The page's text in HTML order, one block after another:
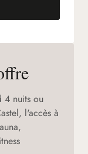
4 nuits ou
l'accès à